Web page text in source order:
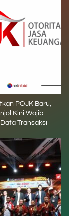
POJK Baru,
Kini Wajib
Transaksi